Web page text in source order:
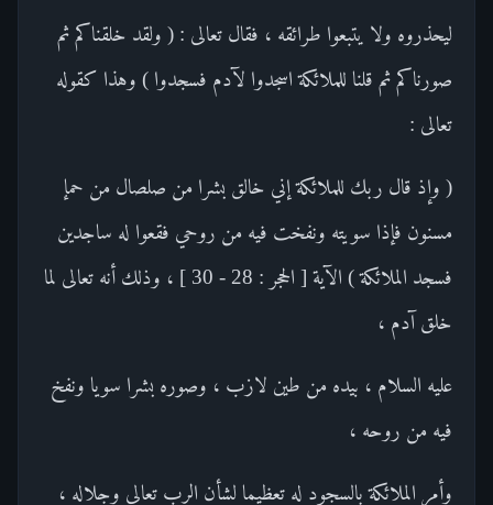
ليحذروه ولا يتبعوا طرائقه ، فقال تعالى : ( ولقد خلقناكم ثم
صورناكم ثم قلنا للملائكة اسجدوا لآدم فسجدوا ) وهذا كقوله
تعالى :
( وإذ قال ربك للملائكة إني خالق بشرا من صلصال من حمإ
مسنون فإذا سويته ونفخت فيه من روحي فقعوا له ساجدين
فسجد الملائكة ) الآية [ الحجر : 28 - 30 ] ، وذلك أنه تعالى لما
خلق آدم ،
عليه السلام ، بيده من طين لازب ، وصوره بشرا سويا ونفخ
فيه من روحه ،
وأمر الملائكة بالسجود له تعظيما لشأن الرب تعالى وجلاله ،